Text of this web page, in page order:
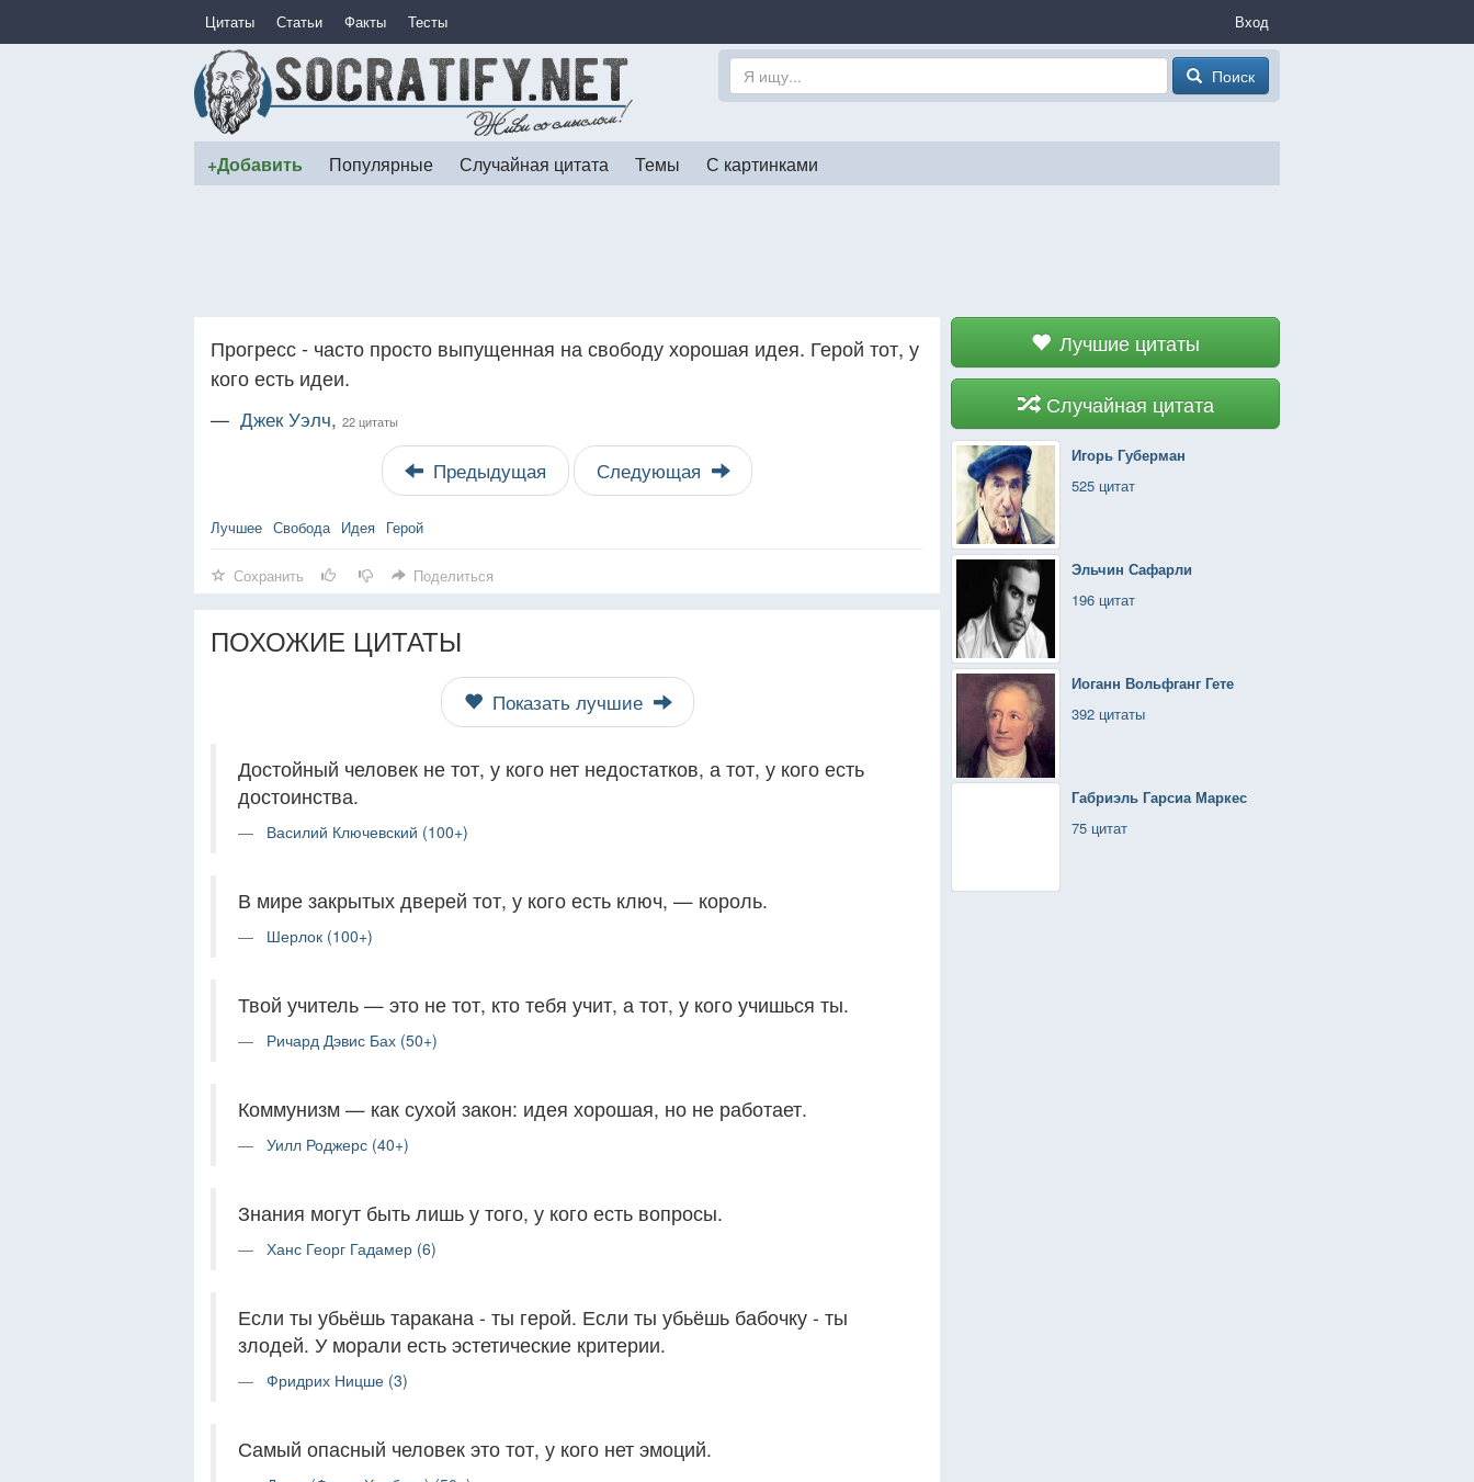
Цитаты Статьи Факты Тесты Вход
Поиск
+Добавить Популярные Случайная цитата Темы С картинками
Лучшие цитаты
Случайная цитата
Игорь Губерман
525 цитат
Эльчин Сафарли
196 цитат
Иоганн Вольфганг Гете
392 цитаты
Габриэль Гарсиа Маркес
75 цитат
Прогресс - часто просто выпущенная на свободу хорошая идея. Герой тот, у
кого есть идеи.
— Джек Уэлч, 22 цитаты
Предыдущая Следующая
Лучшее Свобода Идея Герой
Сохранить Поделиться
ПОХОЖИЕ ЦИТАТЫ
Показать лучшие
Достойный человек не тот, у кого нет недостатков, а тот, у кого есть
достоинства.
Василий Ключевский (100+)
В мире закрытых дверей тот, у кого есть ключ, — король.
Шерлок (100+)
Твой учитель — это не тот, кто тебя учит, а тот, у кого учишься ты.
Ричард Дэвис Бах (50+)
Коммунизм — как сухой закон: идея хорошая, но не работает.
Уилл Роджерс (40+)
Знания могут быть лишь у того, у кого есть вопросы.
Ханс Георг Гадамер (6)
Если ты убьёшь таракана - ты герой. Если ты убьёшь бабочку - ты
злодей. У морали есть эстетические критерии.
Фридрих Ницше (3)
Самый опасный человек это тот, у кого нет эмоций.